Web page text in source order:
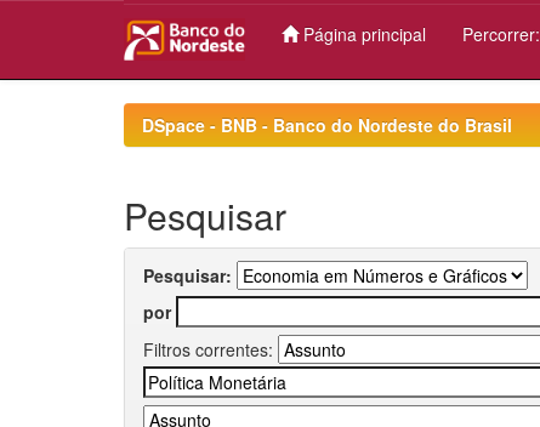
Página principal Percorrer:
DSpace - BNB - Banco do Nordeste do Brasil
Pesquisar
Pesquisar:
por
Filtros correntes: